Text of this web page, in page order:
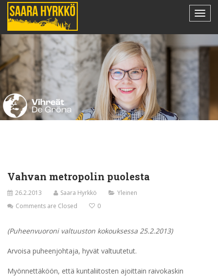
Vahvan metropolin puolesta
26.2.2013 Saara Hyrkkö
Yleinen
Comments are Closed
0
(Puheenvuoroni valtuuston kokouksessa 25.2.2013)
Arvoisa puheenjohtaja, hyvät valtuutetut.
Myönnettäköön, että kuntaliitosten ajoittain raivokaskin